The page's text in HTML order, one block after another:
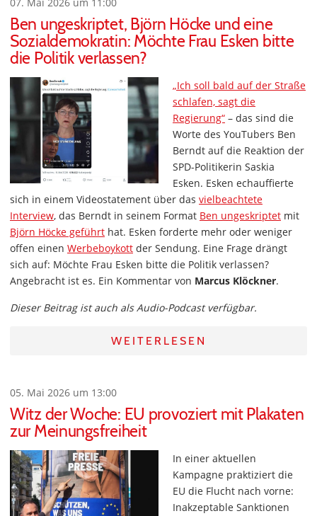
Ben ungeskriptet, Björn Höcke und eine
Sozialdemokratin: Möchte Frau Esken bitte
die Politik verlassen?
„Ich soll bald auf der Straße
schlafen, sagt die
Regierung“ – das sind die
Worte des YouTubers Ben
Berndt auf die Reaktion der
SPD-Politikerin Saskia
Esken. Esken echauffierte
sich in einem Videostatement über das vielbeachtete
Interview, das Berndt in seinem Format Ben ungeskriptet mit
Björn Höcke geführt hat. Esken forderte mehr oder weniger
offen einen Werbeboykott der Sendung. Eine Frage drängt
sich auf: Möchte Frau Esken bitte die Politik verlassen?
Angebracht ist es. Ein Kommentar von Marcus Klöckner.
Dieser Beitrag ist auch als Audio-Podcast verfügbar.
WEITERLESEN
05. Mai 2026 um 13:00
Witz der Woche: EU provoziert mit Plakaten
zur Meinungsfreiheit
In einer aktuellen
Kampagne praktiziert die
EU die Flucht nach vorne:
Inakzeptable Sanktionen